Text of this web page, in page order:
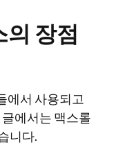
의 장점
에서 사용되고
에서는 맥스롤
니다.